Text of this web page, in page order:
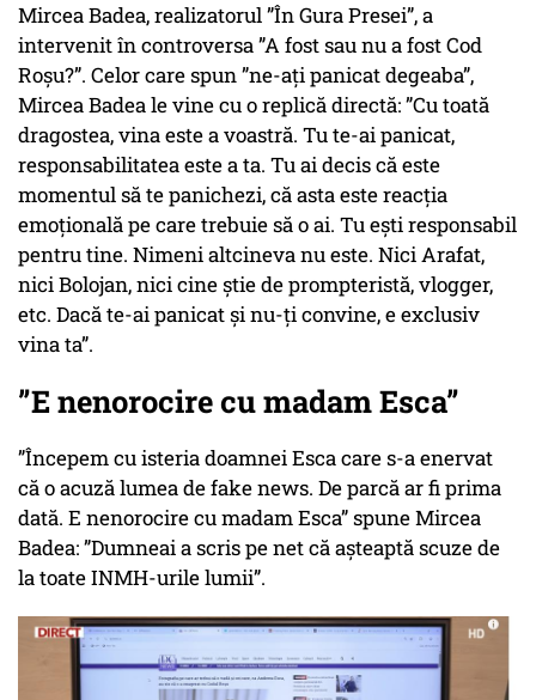
Mircea Badea, realizatorul ”În Gura Presei”, a
intervenit în controversa ”A fost sau nu a fost Cod
Roșu?”. Celor care spun ”ne-ați panicat degeaba”,
Mircea Badea le vine cu o replică directă: ”Cu toată
dragostea, vina este a voastră. Tu te-ai panicat,
responsabilitatea este a ta. Tu ai decis că este
momentul să te panichezi, că asta este reacția
emoțională pe care trebuie să o ai. Tu ești responsabil
pentru tine. Nimeni altcineva nu este. Nici Arafat,
nici Bolojan, nici cine știe de prompteristă, vlogger,
etc. Dacă te-ai panicat și nu-ți convine, e exclusiv
vina ta”.
”E nenorocire cu madam Esca”
”Începem cu isteria doamnei Esca care s-a enervat
că o acuză lumea de fake news. De parcă ar fi prima
dată. E nenorocire cu madam Esca” spune Mircea
Badea: ”Dumneai a scris pe net că așteaptă scuze de
la toate INMH-urile lumii”.